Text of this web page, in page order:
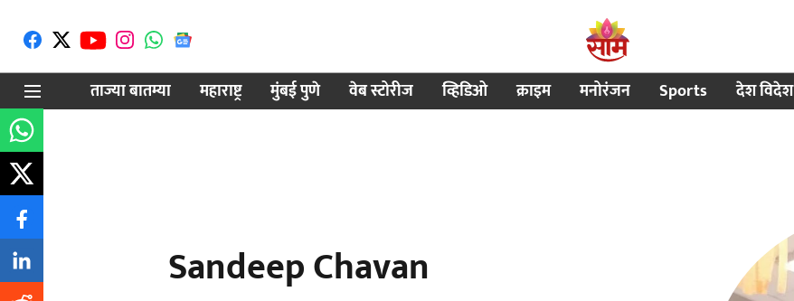
ताज्या बातम्या
महाराष्ट्र मुंबई पुणे वेब स्टोरीज व्हिडिओ क्राइम मनोरंजन Sports देश विदेश
Sandeep Chavan